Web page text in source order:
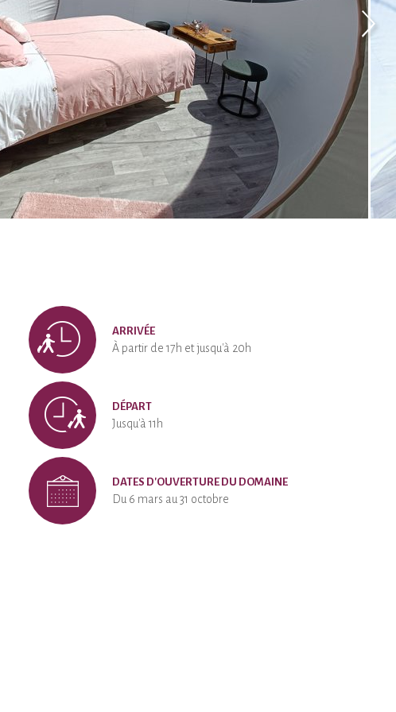
ARRIVÉE
À partir de 17h et jusqu'à 20h
DÉPART
Jusqu'à 11h
DATES D'OUVERTURE DU DOMAINE
Du 6 mars au 31 octobre